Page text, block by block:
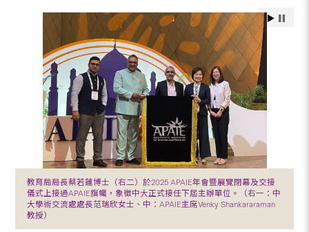
教育局局長蔡若蓮博士（右二）於2025 APAIE年會暨展覽閉幕及交接
儀式上接過APAIE旗幟，象徵中大正式接任下屆主辦單位。（右一：中
大學術交流處處長范瑞欣女士、中：APAIE主席Venky Shankararaman
教授）